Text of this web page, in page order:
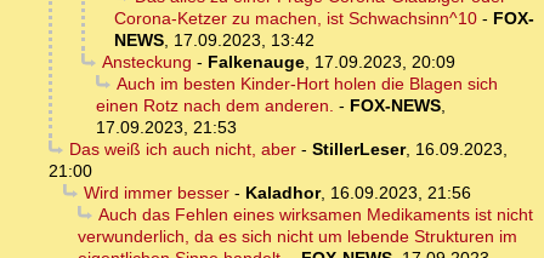
Corona-Ketzer zu machen, ist Schwachsinn^10 - FOX-
NEWS, 17.09.2023, 13:42
Ansteckung - Falkenauge, 17.09.2023, 20:09
Auch im besten Kinder-Hort holen die Blagen sich
einen Rotz nach dem anderen. - FOX-NEWS,
17.09.2023, 21:53
Das weiß ich auch nicht, aber- StillerLeser, 16.09.2023,
21:00
Wird immer besser- Kaladhor, 16.09.2023, 21:56
Auch das Fehlen eines wirksamen Medikaments ist nicht
verwunderlich, da es sich nicht um lebende Strukturen im